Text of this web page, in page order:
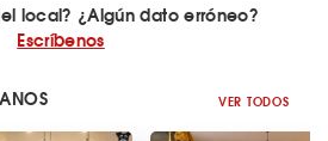
local? ¿Algún dato erróneo?
Escríbenos
VER TODOS